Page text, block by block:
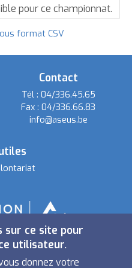
pour ce championnat.
format CSV
Contact
Tél : 04/336.45.65
Fax :04/336.66.83
info@aseus.be
sur ce site pour
utilisateur.
donnez votre